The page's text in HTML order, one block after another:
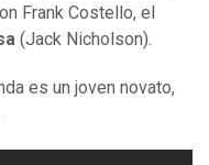
Frank Costello, el
(Jack Nicholson).
es un joven novato,